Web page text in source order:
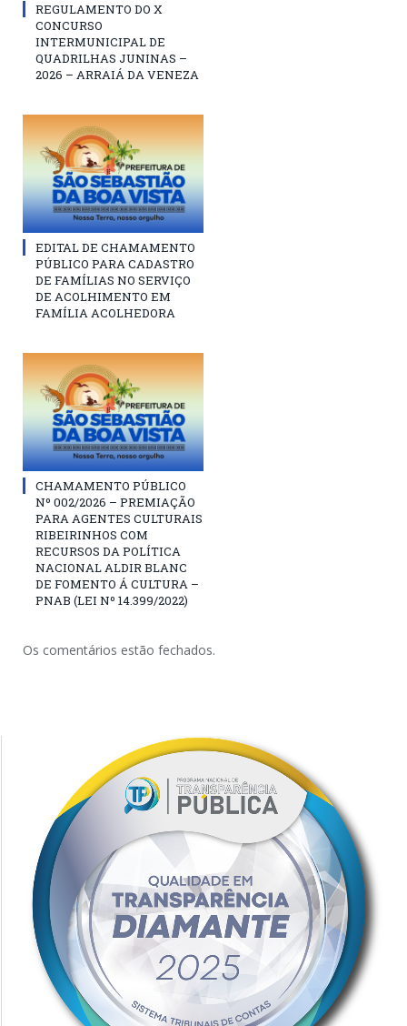
REGULAMENTO DO X
CONCURSO
INTERMUNICIPAL DE
QUADRILHAS JUNINAS –
2026 – ARRAIÁ DA VENEZA
EDITAL DE CHAMAMENTO
PÚBLICO PARA CADASTRO
DE FAMÍLIAS NO SERVIÇO
DE ACOLHIMENTO EM
FAMÍLIA ACOLHEDORA
CHAMAMENTO PÚBLICO
Nº 002/2026 – PREMIAÇÃO
PARA AGENTES CULTURAIS
RIBEIRINHOS COM
RECURSOS DA POLÍTICA
NACIONAL ALDIR BLANC
DE FOMENTO Á CULTURA –
PNAB (LEI Nº 14.399/2022)
Os comentários estão fechados.